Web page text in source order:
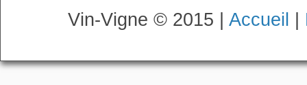
Vin-Vigne © 2015 | Accueil